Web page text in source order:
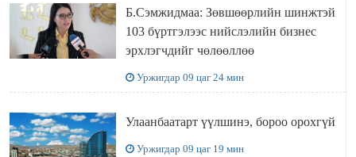
Б.Сэмжидмаа: Зөвшөөрлийн шинжтэй
103 бүртгэлээс нийслэлийн бизнес
эрхлэгчдийг чөлөөллөө
Уржигдар 09 цаг 24 мин
Улаанбаатарт үүлшинэ, бороо орохгүй
Уржигдар 09 цаг 19 мин